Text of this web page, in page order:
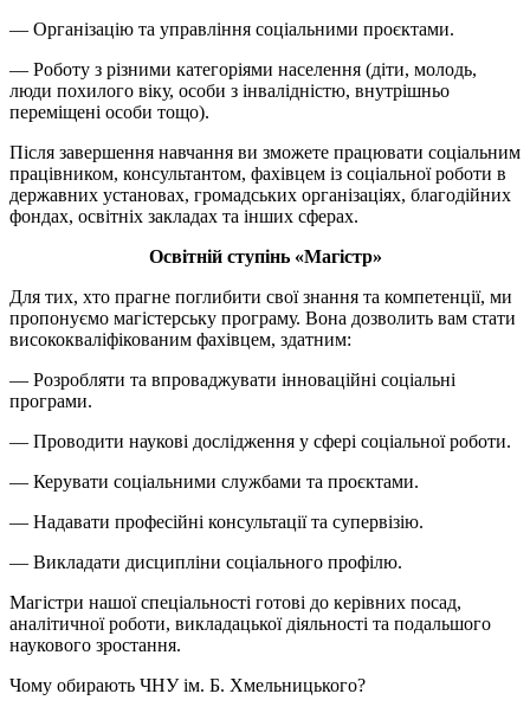
— Організацію та управління соціальними проєктами.
— Роботу з різними категоріями населення (діти, молодь,
люди похилого віку, особи з інвалідністю, внутрішньо
переміщені особи тощо).
Після завершення навчання ви зможете працювати соціальним
працівником, консультантом, фахівцем із соціальної роботи в
державних установах, громадських організаціях, благодійних
фондах, освітніх закладах та інших сферах.
Освітній ступінь «Магістр»
Для тих, хто прагне поглибити свої знання та компетенції, ми
пропонуємо магістерську програму. Вона дозволить вам стати
висококваліфікованим фахівцем, здатним:
— Розробляти та впроваджувати інноваційні соціальні
програми.
— Проводити наукові дослідження у сфері соціальної роботи.
— Керувати соціальними службами та проєктами.
— Надавати професійні консультації та супервізію.
— Викладати дисципліни соціального профілю.
Магістри нашої спеціальності готові до керівних посад,
аналітичної роботи, викладацької діяльності та подальшого
наукового зростання.
Чому обирають ЧНУ ім. Б. Хмельницького?